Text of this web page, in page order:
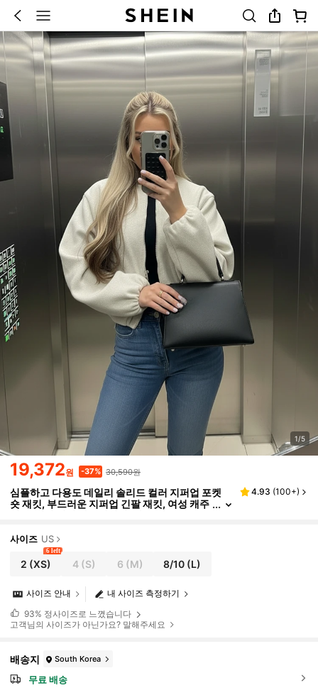
1/5
19,372원 -37% 30,590원
심플하고 다용도 데일리 솔리드 컬러 지퍼업 포켓
숏 재킷, 부드러운 지퍼업 긴팔 재킷, 여성 캐주
4.93 (100+)
사이즈 US
2 (XS)
6 left
4(S) 6 (M) 8/10 (L)
내 사이즈 측정하기
사이즈 안내
93% 정사이즈로 느꼈습니다
고객님의 사이즈가 아닌가요? 말해주세요
배송지 South Korea
무료 배송